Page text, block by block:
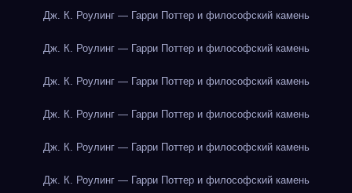
Дж. К. Роулинг — Гарри Поттер и философский камень
Дж. К. Роулинг — Гарри Поттер и философский камень
Дж. К. Роулинг — Гарри Поттер и философский камень
Дж. К. Роулинг — Гарри Поттер и философский камень
Дж. К. Роулинг — Гарри Поттер и философский камень
Дж. К. Роулинг — Гарри Поттер и философский камень